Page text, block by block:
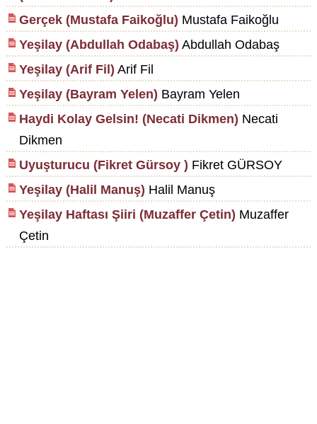
Gerçek (Mustafa Faikoğlu) Mustafa Faikoğlu
Yeşilay (Abdullah Odabaş) Abdullah Odabaş
Yeşilay (Arif Fil) Arif Fil
Yeşilay (Bayram Yelen) Bayram Yelen
Haydi Kolay Gelsin! (Necati Dikmen) Necati
Dikmen
Uyuşturucu (Fikret Gürsoy ) Fikret GÜRSOY
Yeşilay (Halil Manuş) Halil Manuş
Yeşilay Haftası Şiiri (Muzaffer Çetin) Muzaffer
Çetin